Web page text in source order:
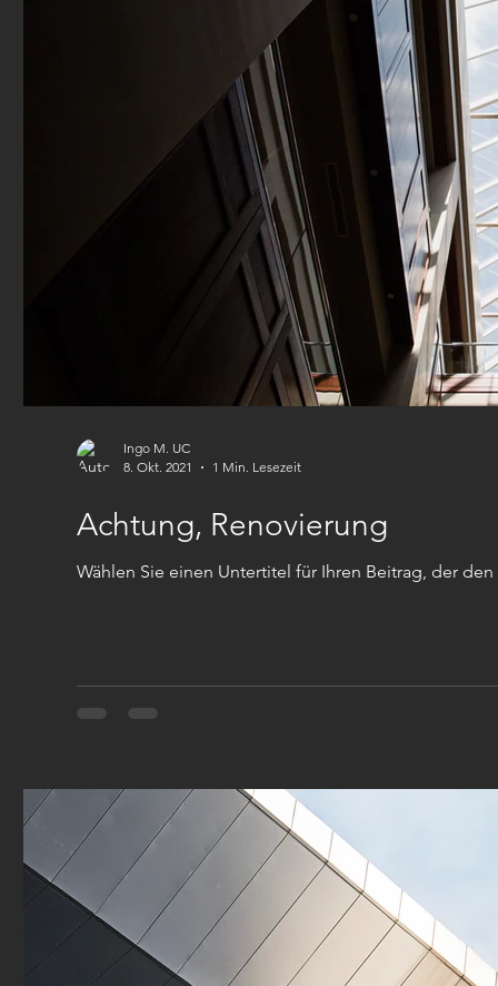
Achtung, Renovierung
Wählen Sie einen Untertitel für Ihren Beitrag, der
Ingo M. UC
8. Okt. 2021
1 Min. Lesezeit